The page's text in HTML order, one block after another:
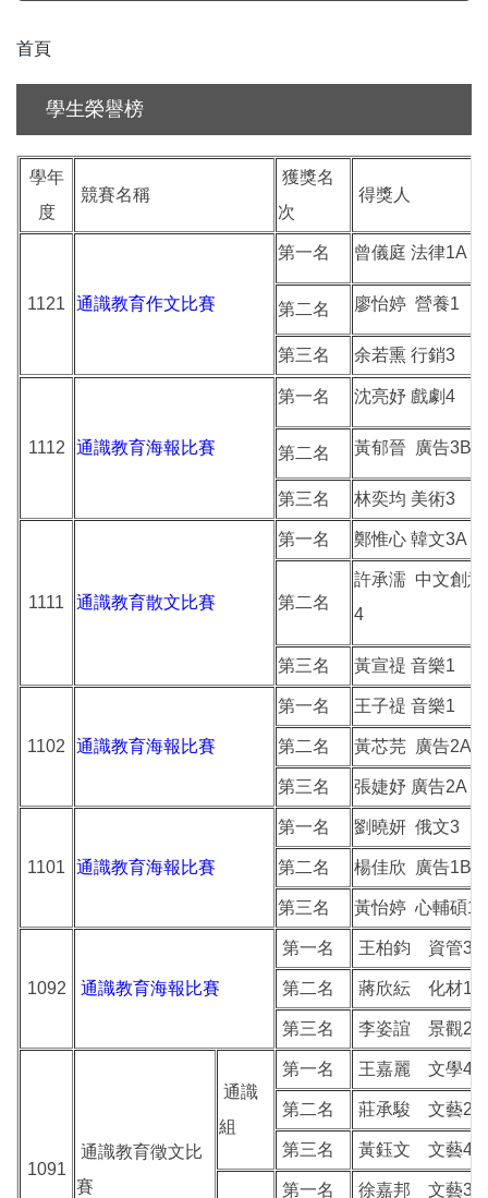
首頁
學生榮譽榜
學年
度
競賽名稱
獲獎名
次
得獎人
1121 通識教育作文比賽
第一名 曾儀庭 法律1A
第二名 廖怡婷 營養1
第三名 余若熏 行銷3
1112 通識教育海報比賽
第一名 沈亮妤 戲劇4
第二名 黃郁晉 廣告3B
第三名 林奕均 美術3
1111 通識教育散文比賽
第一名 鄭惟心 韓文3A
第二名
許承濡 中文創意
4
第三名 黃宣禔 音樂1
1102 通識教育海報比賽
第一名 王子禔 音樂1
第二名 黃芯芫 廣告2A
第三名 張婕妤 廣告2A
1101 通識教育海報比賽
第一名 劉曉妍 俄文3
第二名 楊佳欣 廣告1B
第三名 黃怡婷 心輔碩1
1092 通識教育海報比賽
第一名 王柏鈞 資管3B
第二名 蔣欣紜 化材1B
第三名 李姿誼 景觀2
1091
通識教育徵文比
賽
通識
組
第一名 王嘉麗 文學4A
第二名 莊承駿 文藝2
第三名 黃鈺文 文藝4
第一名 徐嘉邦 文藝3